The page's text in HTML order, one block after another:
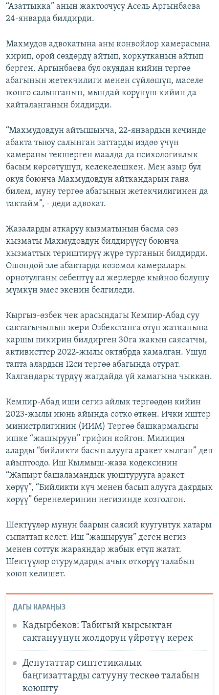
“Азаттыкка” анын жактоочусу Асель Аргынбаева
24-январда билдирди.
Махмудов адвокатына аны конвойлор камерасына
кирип, орой сөздөрдү айтып, коркутканын айтып
берген. Аргынбаева бул окуядан кийин тергөө
абагынын жетекчилиги менен сүйлөшүп, маселе
жөнгө салынганын, мындай көрүнүш кийин да
кайталанганын билдирди.
“Махмудовдун айтышынча, 22-январдын кечинде
абакта тыюу салынган заттарды издөө үчүн
камераны текшерген маалда да психологиялык
басым көрсөтүшүп, келекелешкен. Мен азыр бул
окуя боюнча Махмудовдун айткандарын гана
билем, муну тергөө абагынын жетекчилигинен да
тактайм”, - деди адвокат.
Жазаларды аткаруу кызматынын басма сөз
кызматы Махмудовдун билдирүүсү боюнча
кызматтык териштирүү жүрө турганын билдирди.
Ошондой эле абактарда көзөмөл камералары
орнотулганы себептүү ал жерлерде кыйноо болушу
мүмкүн эмес экенин белгиледи.
Кыргыз-өзбек чек арасындагы Кемпир-Абад суу
сактагычынын жери Өзбекстанга өтүп жатканына
каршы пикирин билдирген 30га жакын саясатчы,
активисттер 2022-жылы октябрда камалган. Ушул
тапта алардын 12си тергөө абагында отурат.
Калгандары түрдүү жагдайда үй камагына чыккан.
Кемпир-Абад иши сегиз айлык тергөөдөн кийин
2023-жылы июнь айында сотко өткөн. Ички иштер
министрлигинин (ИИМ) Тергөө башкармалыгы
ишке “жашыруун” грифин койгон. Милиция
аларды “бийликти басып алууга аракет кылган” деп
айыптоодо. Иш Кылмыш-жаза кодексинин
“Жапырт башаламандык уюштурууга аракет
көрүү”, “Бийликти күч менен басып алууга даярдык
көрүү” беренелеринин негизинде козголгон.
Шектүүлөр мунун баарын саясий куугунтук катары
сыпаттап келет. Иш “жашыруун” деген негиз
менен соттук жараяндар жабык өтүп жатат.
Шектүүлөр отурумдарды ачык өткөрүү талабын
коюп келишет.
ДАГЫ КАРАҢЫЗ
Кадырбеков: Табигый кырсыктан
сактануунун жолдорун үйрөтүү керек
Депутаттар синтетикалык
баңгизаттарды сатууну тескөө талабын
коюшту